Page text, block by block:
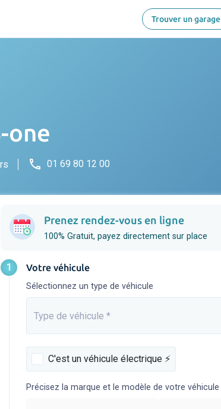
Trouver un garage
one
phone 01 69 80 12 00
Prenez rendez-vous en ligne
100% Gratuit, payez directement sur place
1 Votre véhicule
Sélectionnez un type de véhicule
Saisissez...
Type de véhicule *
C'est un véhicule électrique ⚡️
Précisez la marque et le modèle de votre véhicule